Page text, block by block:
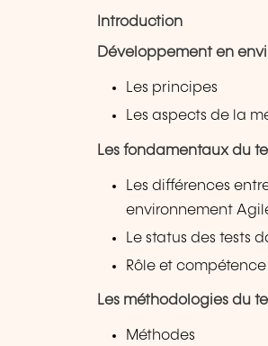
Introduction
Développement en
Les principes
Les aspects de la
Les fondamentaux du
Les différences
environnement
Le status des tests
Rôle et
Les méthodologies du
Méthodes